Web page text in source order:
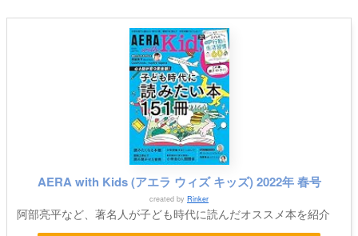
AERA with Kids (アエラ ウィズ キッズ) 2022年 春号
created by Rinker
阿部亮平など、著名人が子ども時代に読んだオススメ本を紹介